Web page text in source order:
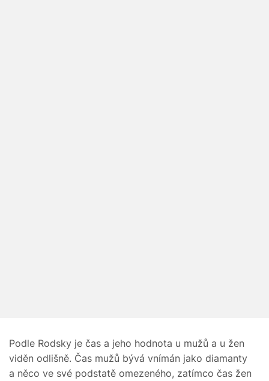
Podle Rodsky je čas a jeho hodnota u mužů a u žen
viděn odlišně. Čas mužů bývá vnímán jako diamanty
a něco ve své podstatě omezeného, zatímco čas žen